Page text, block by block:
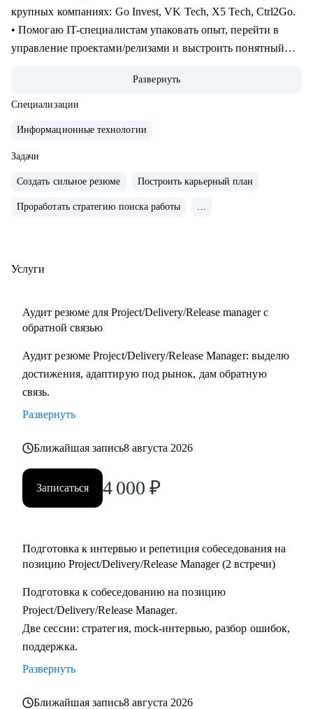
крупных компаниях: Go Invest, VK Tech, X5 Tech, Ctrl2Go.
• Помогаю IT-специалистам упаковать опыт, перейти в
управление проектами/релизами и выстроить понятный
• Обучение и сертификаты:
• 2024 — ITSM. Основы управления ИТ-услугами
• 2022 — «Поколение Python: курс для начинающих»
• 2021 — Kanban System Design, Professional Scrum Master
• Аудит резюме для Project / Delivery / Release Manager
• Переход в управление из разработки / аналитики /
Кому могу помочь:
усилить резюме, поднять отклики и двигаться к более
сильным компаниям.
• Системным и продуктовым аналитикам, разработчикам и
тестировщикам, которые планируют переход в управление
• Тимлидам и начинающим менеджерам, которым нужен
внешний взгляд на резюме, карьерный трек и точки роста.
• IT-специалистам, которые хотят системно подойти к
карьере, а не просто “стрелять откликами” в разные
Развернуть
Специализации
Информационные технологии
Задачи
Создать сильное резюме Построить карьерный план
Проработать стратегию поиска работы ...
Услуги
Аудит резюме для Project/Delivery/Release manager с
обратной связью
Аудит резюме Project/Delivery/Release Manager: выделю
достижения, адаптирую под рынок, дам обратную
связь.
Развернуть
Ближайшая запись8 августа 2026
Записаться 4 000 ₽
Подготовка к интервью и репетиция собеседования на
позицию Project/Delivery/Release Manager (2 встречи)
Подготовка к собеседованию на позицию
Project/Delivery/Release Manager.
Две сессии: стратегия, mock-интервью, разбор ошибок,
поддержка.
Развернуть
Ближайшая запись8 августа 2026